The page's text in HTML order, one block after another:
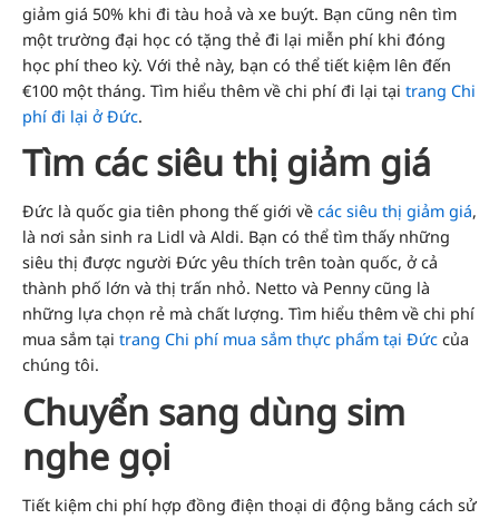
giảm giá 50% khi đi tàu hoả và xe buýt. Bạn cũng nên tìm
một trường đại học có tặng thẻ đi lại miễn phí khi đóng
học phí theo kỳ. Với thẻ này, bạn có thể tiết kiệm lên đến
€100 một tháng. Tìm hiểu thêm về chi phí đi lại tại trang Chi
phí đi lại ở Đức.
Tìm các siêu thị giảm giá
Đức là quốc gia tiên phong thế giới về các siêu thị giảm giá,
là nơi sản sinh ra Lidl và Aldi. Bạn có thể tìm thấy những
siêu thị được người Đức yêu thích trên toàn quốc, ở cả
thành phố lớn và thị trấn nhỏ. Netto và Penny cũng là
những lựa chọn rẻ mà chất lượng. Tìm hiểu thêm về chi phí
mua sắm tại trang Chi phí mua sắm thực phẩm tại Đức của
chúng tôi.
Chuyển sang dùng sim
nghe gọi
Tiết kiệm chi phí hợp đồng điện thoại di động bằng cách sử